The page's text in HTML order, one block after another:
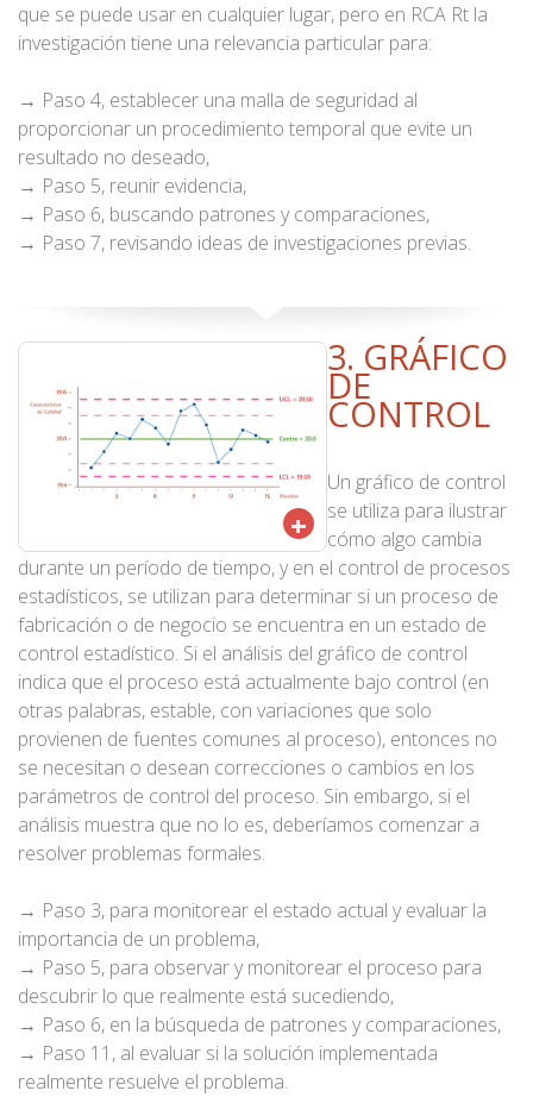
que se puede usar en cualquier lugar, pero en RCA Rt la
investigación tiene una relevancia particular para:
→ Paso 4, establecer una malla de seguridad al
proporcionar un procedimiento temporal que evite un
resultado no deseado,
→ Paso 5, reunir evidencia,
→ Paso 6, buscando patrones y comparaciones,
→ Paso 7, revisando ideas de investigaciones previas.
+
3. GRÁFICO
DE
CONTROL
Un gráfico de control
se utiliza para ilustrar
cómo algo cambia
durante un período de tiempo, y en el control de procesos
estadísticos, se utilizan para determinar si un proceso de
fabricación o de negocio se encuentra en un estado de
control estadístico. Si el análisis del gráfico de control
indica que el proceso está actualmente bajo control (en
otras palabras, estable, con variaciones que solo
provienen de fuentes comunes al proceso), entonces no
se necesitan o desean correcciones o cambios en los
parámetros de control del proceso. Sin embargo, si el
análisis muestra que no lo es, deberíamos comenzar a
resolver problemas formales.
→ Paso 3, para monitorear el estado actual y evaluar la
importancia de un problema,
→ Paso 5, para observar y monitorear el proceso para
descubrir lo que realmente está sucediendo,
→ Paso 6, en la búsqueda de patrones y comparaciones,
→ Paso 11, al evaluar si la solución implementada
realmente resuelve el problema.